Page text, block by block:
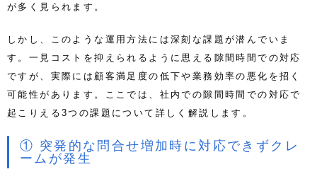
が多く見られます。
しかし、このような運用方法には深刻な課題が潜んでいま
す。一見コストを抑えられるように思える隙間時間での対応
ですが、実際には顧客満足度の低下や業務効率の悪化を招く
可能性があります。ここでは、社内での隙間時間での対応で
起こりえる3つの課題について詳しく解説します。
① 突発的な問合せ増加時に対応できずクレ
ームが発生